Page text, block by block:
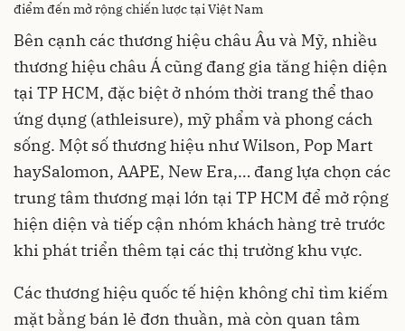
điểm đến mở rộng chiến lược tại Việt Nam
Bên cạnh các thương hiệu châu Âu và Mỹ, nhiều
thương hiệu châu Á cũng đang gia tăng hiện diện
tại TP HCM, đặc biệt ở nhóm thời trang thể thao
ứng dụng (athleisure), mỹ phẩm và phong cách
sống. Một số thương hiệu như Wilson, Pop Mart
haySalomon, AAPE, New Era,… đang lựa chọn các
trung tâm thương mại lớn tại TP HCM để mở rộng
hiện diện và tiếp cận nhóm khách hàng trẻ trước
khi phát triển thêm tại các thị trường khu vực.
Các thương hiệu quốc tế hiện không chỉ tìm kiếm
mặt bằng bán lẻ đơn thuần, mà còn quan tâm